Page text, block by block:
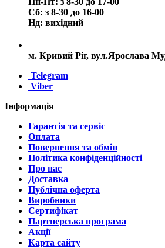
Сб: з 8-30 до 16-00
Нд: вихідний
м. Кривий Ріг, вул.Ярослава
Telegram
Viber
Інформація
Гарантія та сервіс
Оплата
Повернення та обмін
Політика конфіденційності
Про нас
Доставка
Публічна оферта
Виробники
Сертифікат
Партнерська програма
Акції
Карта сайту